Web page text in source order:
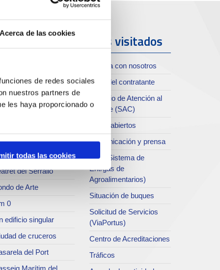
de las cookies
de redes sociales
nuestros partners de
les haya proporcionado o
todas las cookies
y
de Costa
del Port
de
del Port
del Serrallo
de Arte
0
edificio singular
de cruceros
del Port
Marítim del
Más visitados
Trabaja con nosotros
Perfil del contratante
Servicio de Atención al
Clliente (SAC)
Datos abiertos
Comunicación y prensa
SEA (Sistema de
Entrgas de
Agroalimentarios)
Situación de buques
Solicitud de Servicios
(ViaPortus)
Centro de Acreditaciones
Tráficos